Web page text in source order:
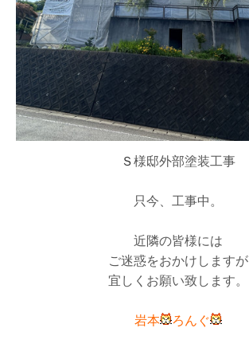
Ｓ様邸外部塗装工事
只今、工事中。
近隣の皆様には
ご迷惑をおかけしますが
宜しくお願い致します。
岩本 ろんぐ